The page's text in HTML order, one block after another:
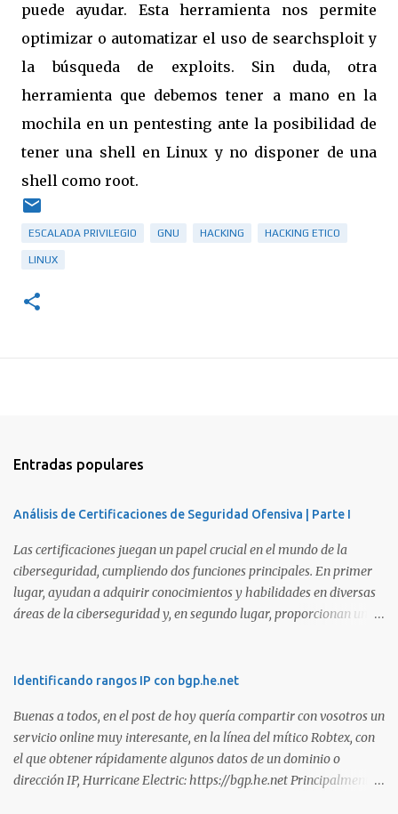
puede ayudar. Esta herramienta nos permite
optimizar o automatizar el uso de searchsploit y
la búsqueda de exploits. Sin duda, otra
herramienta que debemos tener a mano en la
mochila en un pentesting ante la posibilidad de
tener una shell en Linux y no disponer de una
shell como root.
ESCALADA PRIVILEGIO GNU HACKING HACKING ETICO
LINUX
Entradas populares
Análisis de Certificaciones de Seguridad Ofensiva | Parte I
Las certificaciones juegan un papel crucial en el mundo de la
ciberseguridad, cumpliendo dos funciones principales. En primer
lugar, ayudan a adquirir conocimientos y habilidades en diversas
áreas de la ciberseguridad y, en segundo lugar, proporcionan una
certificaciones existentes hoy en día, elegir la adecuada puede
certificaciones que consideramos como opciones sólidas para
aquellos que desean especializarse en el área de la seguridad
ofensiva. Todas ellas son totalmente prácticas y su examen simula
un escenario real en el que se deben comprometer diversos activos,
Identificando rangos IP con bgp.he.net
Buenas a todos, en el post de hoy quería compartir con vosotros un
servicio online muy interesante, en la línea del mítico Robtex, con
el que obtener rápidamente algunos datos de un dominio o
dirección IP, Hurricane Electric: https://bgp.he.net Principalmente